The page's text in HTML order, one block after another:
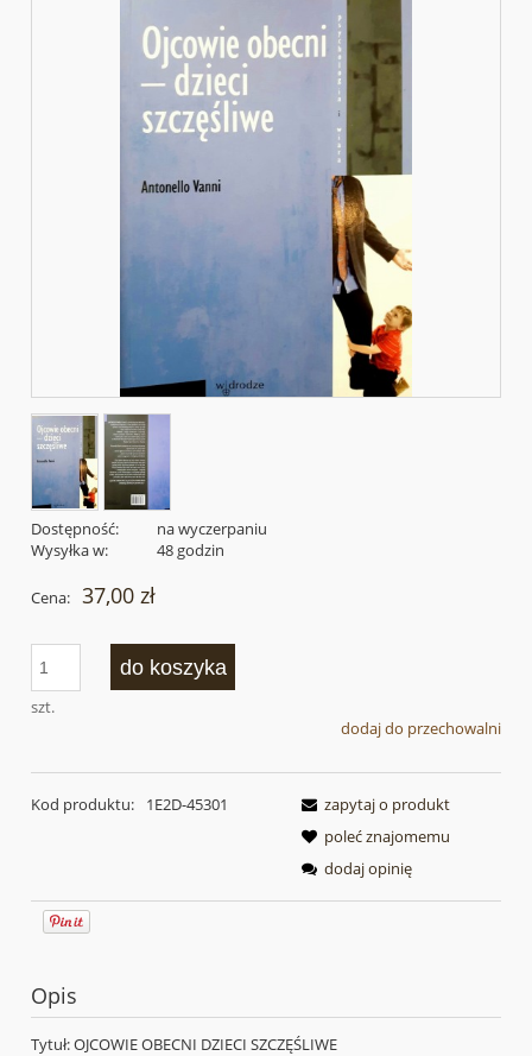
Dostępność:
na wyczerpaniu
Wysyłka w:
48 godzin
Cena: 37,00 zł
szt.
do koszyka
dodaj do przechowalni
Kod produktu: 1E2D-45301
zapytaj o produkt
poleć znajomemu
dodaj opinię
Opis
Tytuł: OJCOWIE OBECNI DZIECI SZCZĘŚLIWE